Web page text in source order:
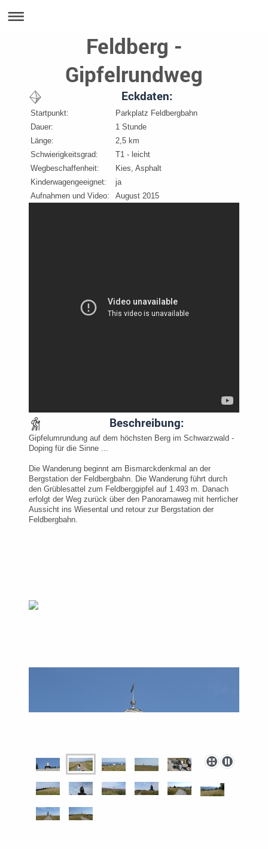
Feldberg -
Gipfelrundweg
Eckdaten:
Startpunkt:
Parkplatz Feldbergbahn
Dauer:
1 Stunde
Länge:
2,5 km
Schwierigkeitsgrad:
T1 - leicht
Wegbeschaffenheit:
Kies, Asphalt
Kinderwagengeeignet:
ja
Aufnahmen und Video:
August 2015
Beschreibung:
Gipfelumrundung auf dem höchsten Berg im Schwarzwald -
Doping für die Sinne ...
Die Wanderung beginnt am Bismarckdenkmal an der
Bergstation der Feldbergbahn. Die Wanderung führt durch
den Grüblesattel zum Feldberggipfel auf 1.493 m. Danach
erfolgt der Weg zurück über den Panoramaweg mit herrlicher
Aussicht ins Wiesental und retour zur Bergstation der
Feldbergbahn.